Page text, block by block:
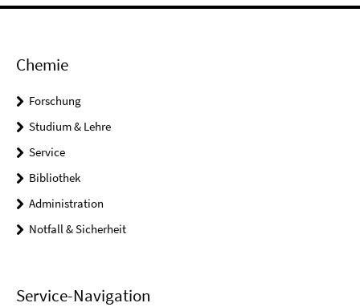
Chemie
Forschung
Studium & Lehre
Service
Bibliothek
Administration
Notfall & Sicherheit
Service-Navigation